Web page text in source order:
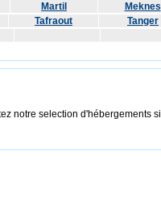
Martil
Meknes
Tafraout
Tanger
notre selection d'hébergements si